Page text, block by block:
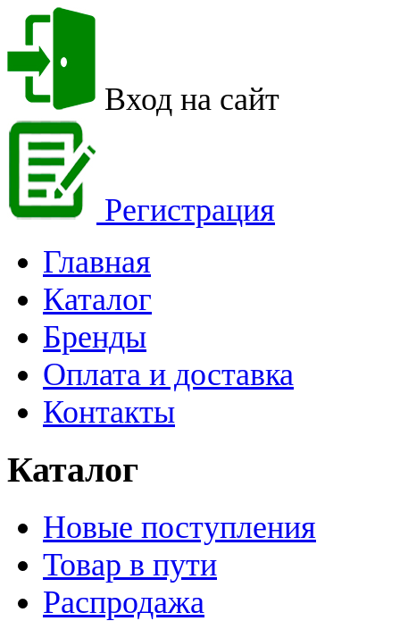
Вход на сайт
Регистрация
Главная
Каталог
Бренды
Оплата и доставка
Контакты
Каталог
Новые поступления
Товар в пути
Распродажа